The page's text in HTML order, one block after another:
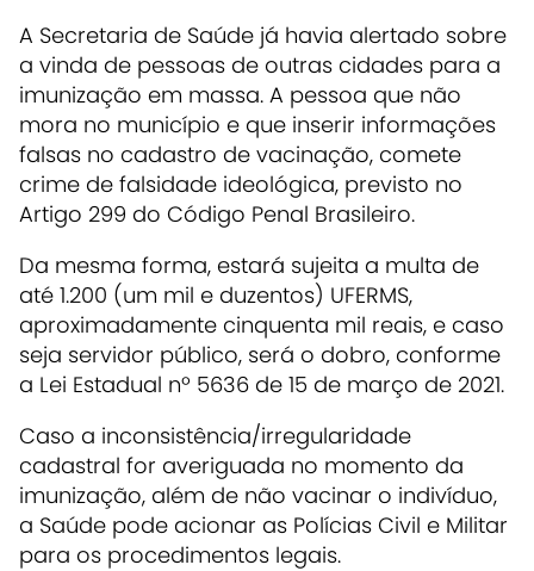
A Secretaria de Saúde já havia alertado sobre
a vinda de pessoas de outras cidades para a
imunização em massa. A pessoa que não
mora no município e que inserir informações
falsas no cadastro de vacinação, comete
crime de falsidade ideológica, previsto no
Artigo 299 do Código Penal Brasileiro.
Da mesma forma, estará sujeita a multa de
até 1.200 (um mil e duzentos) UFERMS,
aproximadamente cinquenta mil reais, e caso
seja servidor público, será o dobro, conforme
a Lei Estadual nº 5636 de 15 de março de 2021.
Caso a inconsistência/irregularidade
cadastral for averiguada no momento da
imunização, além de não vacinar o indivíduo,
a Saúde pode acionar as Polícias Civil e Militar
para os procedimentos legais.